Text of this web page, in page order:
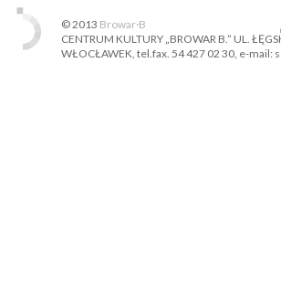
© 2013 Browar·B
CENTRUM KULTURY „BROWAR B.” UL.
WŁOCŁAWEK, tel.fax. 54 427 02 30, e-mail: